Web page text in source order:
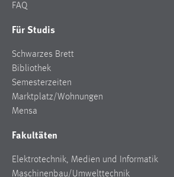
FAQ
Für Studis
Schwarzes Brett
Bibliothek
Semesterzeiten
Marktplatz/Wohnungen
Mensa
Fakultäten
Elektrotechnik, Medien und Informatik
Maschinenbau/Umwelttechnik